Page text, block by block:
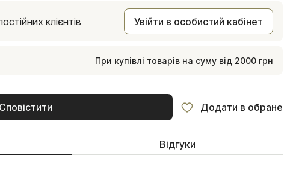
клієнтів Увійти в особистий кабінет
При купівлі товарів на суму від 2000 грн
Сповістити Додати в обране
Відгуки